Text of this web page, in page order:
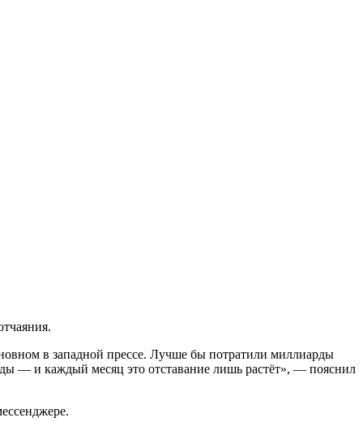
в западной прессе. Лучше бы потратили миллиарды
— и каждый месяц это отставание лишь растёт», — пояснил